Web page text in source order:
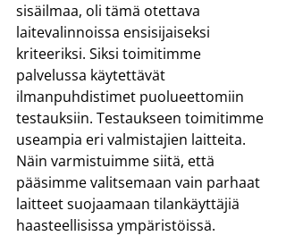
sisäilmaa, oli tämä otettava
laitevalinnoissa ensisijaiseksi
kriteeriksi. Siksi toimitimme
palvelussa käytettävät
ilmanpuhdistimet puolueettomiin
testauksiin. Testaukseen toimitimme
useampia eri valmistajien laitteita.
Näin varmistuimme siitä, että
pääsimme valitsemaan vain parhaat
laitteet suojaamaan tilankäyttäjiä
haasteellisissa ympäristöissä.